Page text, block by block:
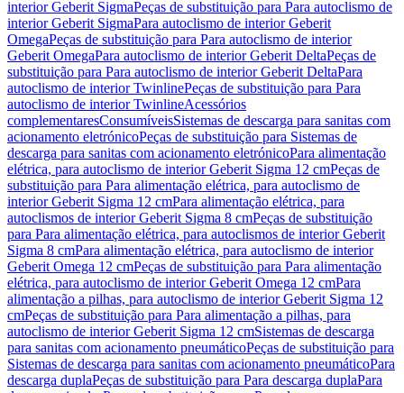
interior Geberit SigmaPeças de substituição para Para autoclismo de
interior Geberit SigmaPara autoclismo de interior Geberit
OmegaPeças de substituição para Para autoclismo de interior
Geberit OmegaPara autoclismo de interior Geberit DeltaPeças de
substituição para Para autoclismo de interior Geberit DeltaPara
autoclismo de interior TwinlinePeças de substituição para Para
autoclismo de interior TwinlineAcessórios
complementaresConsumíveisSistemas de descarga para sanitas com
acionamento eletrónicoPeças de substituição para Sistemas de
descarga para sanitas com acionamento eletrónicoPara alimentação
elétrica, para autoclismo de interior Geberit Sigma 12 cmPeças de
substituição para Para alimentação elétrica, para autoclismo de
interior Geberit Sigma 12 cmPara alimentação elétrica, para
autoclismos de interior Geberit Sigma 8 cmPeças de substituição
para Para alimentação elétrica, para autoclismos de interior Geberit
Sigma 8 cmPara alimentação elétrica, para autoclismo de interior
Geberit Omega 12 cmPeças de substituição para Para alimentação
elétrica, para autoclismo de interior Geberit Omega 12 cmPara
alimentação a pilhas, para autoclismo de interior Geberit Sigma 12
cmPeças de substituição para Para alimentação a pilhas, para
autoclismo de interior Geberit Sigma 12 cmSistemas de descarga
para sanitas com acionamento pneumáticoPeças de substituição para
Sistemas de descarga para sanitas com acionamento pneumáticoPara
descarga duplaPeças de substituição para Para descarga duplaPara